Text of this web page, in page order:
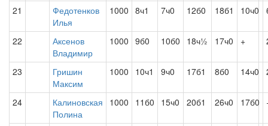
21
Федотенков
Илья
1000 8ч1 7ч0 12б0 18б1 10ч0
22
Аксенов
Владимир
1000 9б0 10б0 18ч½ 17ч0 +
23
Гришин
Максим
1000 10ч1 9ч0 17б1 8б0 14ч0
24
Калиновская
Полина
1000 11б0 15ч0 20б1 26ч0 17б0